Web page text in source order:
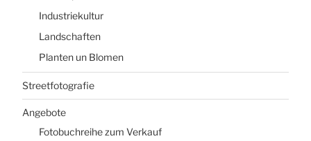
Industriekultur
Landschaften
Planten un Blomen
Streetfotografie
Angebote
Fotobuchreihe zum Verkauf